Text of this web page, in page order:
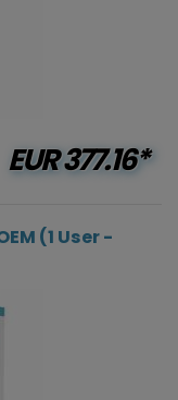
EUR377.16*
(1 User -